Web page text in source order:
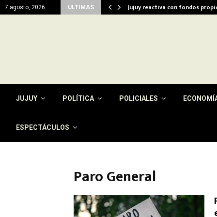
7 agosto, 2026 ULTIMAS Jujuy reactiva con fondos
JUJUY POLÍTICA POLICIALES
ESPECTÁCULOS
Paro General